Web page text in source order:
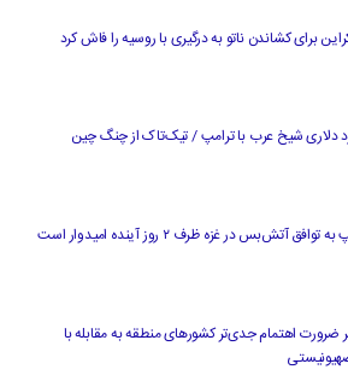
برای کشاندن ناتو به درگیری با روسیه را فاش کرد
۱۴ میلیارد دلاری شیخ عرب با ترامپ / تیک‌تاک از چنگ چین
آتش‌بس در غزه ظرف ۲ روز آینده امیدوار است
ضرورت اهتمام جدی‌تر کشورهای منطقه به مقابله با